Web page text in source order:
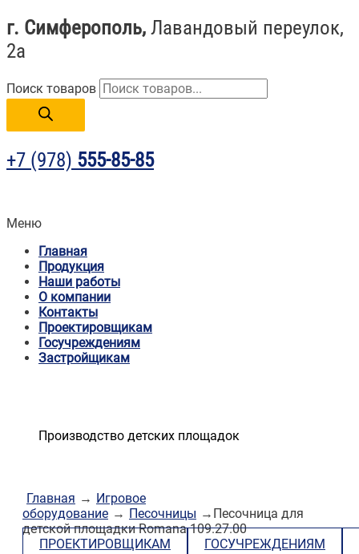
г. Симферополь, Лавандовый переулок,
2а
Поиск товаров
+7 (978) 555-85-85
Меню
Главная
Продукция
Наши работы
О компании
Контакты
Проектировщикам
Госучреждениям
Застройщикам
Производство детских площадок
Главная → Игровое
оборудование → Песочницы →Песочница для
детской площадки Romana 109.27.00
ПРОЕКТИРОВЩИКАМ
ГОСУЧРЕЖДЕНИЯМ